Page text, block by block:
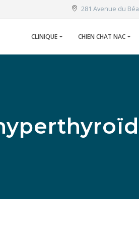
281 Avenue du
CLINIQUE CHIEN CHAT NAC